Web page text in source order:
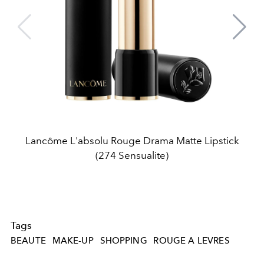
Lancôme L'absolu Rouge Drama Matte Lipstick
(274 Sensualite)
Tags
BEAUTE MAKE-UP SHOPPING
ROUGE A LEVRES